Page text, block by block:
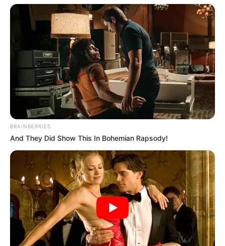
BRAINBERRIES
And They Did Show This In Bohemian Rapsody!